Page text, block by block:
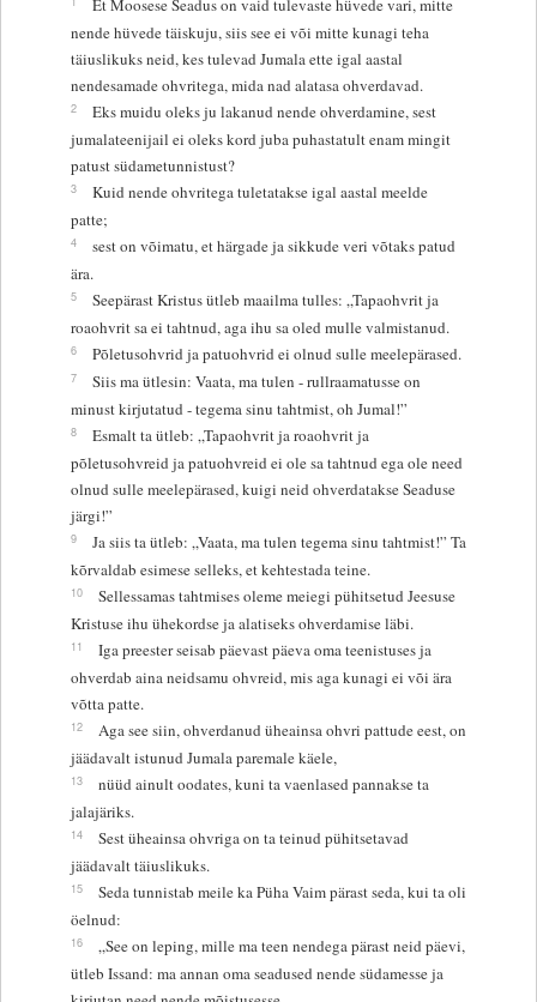
nende hüvede täiskuju, siis see ei või mitte kunagi teha
täiuslikuks neid, kes tulevad Jumala ette igal aastal
nendesamade ohvritega, mida nad alatasa ohverdavad.
2
Eks muidu oleks ju lakanud nende ohverdamine, sest
jumalateenijail ei oleks kord juba puhastatult enam mingit
patust südametunnistust?
3
Kuid nende ohvritega tuletatakse igal aastal meelde
patte;
4
sest on võimatu, et härgade ja sikkude veri võtaks patud
ära.
5
Seepärast Kristus ütleb maailma tulles: „Tapaohvrit ja
roaohvrit sa ei tahtnud, aga ihu sa oled mulle valmistanud.
6 Põletusohvrid ja patuohvrid ei olnud sulle meelepärased.
7
Siis ma ütlesin: Vaata, ma tulen - rullraamatusse on
minust kirjutatud - tegema sinu tahtmist, oh Jumal!”
8
Esmalt ta ütleb: „Tapaohvrit ja roaohvrit ja
põletusohvreid ja patuohvreid ei ole sa tahtnud ega ole need
olnud sulle meelepärased, kuigi neid ohverdatakse Seaduse
järgi!”
9
Ja siis ta ütleb: „Vaata, ma tulen tegema sinu tahtmist!” Ta
kõrvaldab esimese selleks, et kehtestada teine.
10
Sellessamas tahtmises oleme meiegi pühitsetud Jeesuse
Kristuse ihu ühekordse ja alatiseks ohverdamise läbi.
11
Iga preester seisab päevast päeva oma teenistuses ja
ohverdab aina neidsamu ohvreid, mis aga kunagi ei või ära
võtta patte.
12
Aga see siin, ohverdanud üheainsa ohvri pattude eest, on
jäädavalt istunud Jumala paremale käele,
13
nüüd ainult oodates, kuni ta vaenlased pannakse ta
jalajäriks.
14
Sest üheainsa ohvriga on ta teinud pühitsetavad
jäädavalt täiuslikuks.
15
Seda tunnistab meile ka Püha Vaim pärast seda, kui ta oli
öelnud:
16
„See on leping, mille ma teen nendega pärast neid päevi,
ütleb Issand: ma annan oma seadused nende südamesse ja